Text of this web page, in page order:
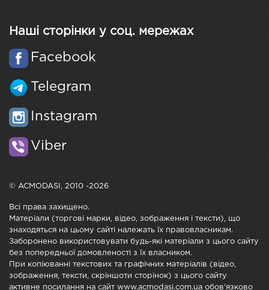
Наші сторінки у соц. мережах
Facebook
Telegram
Instagram
Viber
© ACMODASI, 2010 -2026
Всі права захищено.
Матеріали (торгові марки, відео, зображення і тексти), що
знаходяться на цьому сайті належать їх правовласникам.
Заборонено використовувати будь-які матеріали з цього сайту
без попередньої домовленості з їх власником.
При копіюванні текстових та графічних матеріалів (відео,
зображення, тексти, скріншоти сторінок) з цього сайту
активне посилання на сайт www.acmodasi.com.ua обов'язково